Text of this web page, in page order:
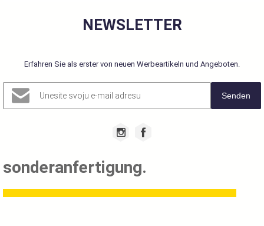
NEWSLETTER
Erfahren Sie als erster von neuen Werbeartikeln und Angeboten.
Senden
sonderanfertigung.